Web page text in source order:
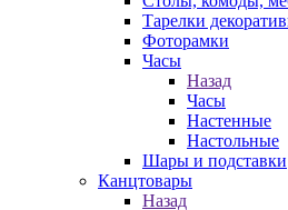
Тарелки
Фоторамки
Часы
Назад
Часы
Настенные
Настольные
Шары и подставки
Канцтовары
Назад